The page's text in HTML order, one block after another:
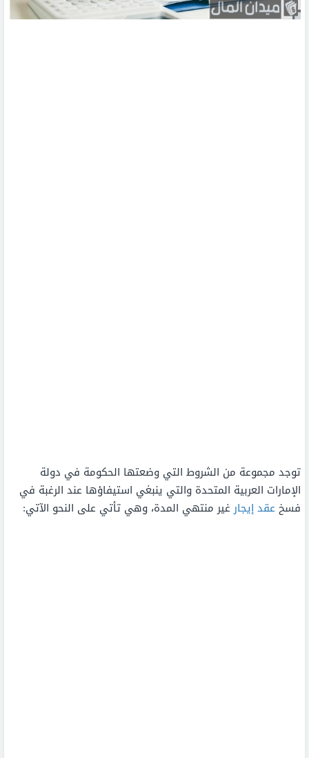
توجد مجموعة من الشروط التي وضعتها الحكومة في دولة
الإمارات العربية المتحدة والتي ينبغي استيفاؤها عند الرغبة في
فسخ عقد إيجار غير منتهي المدة، وهي تأتي على النحو الآتي: